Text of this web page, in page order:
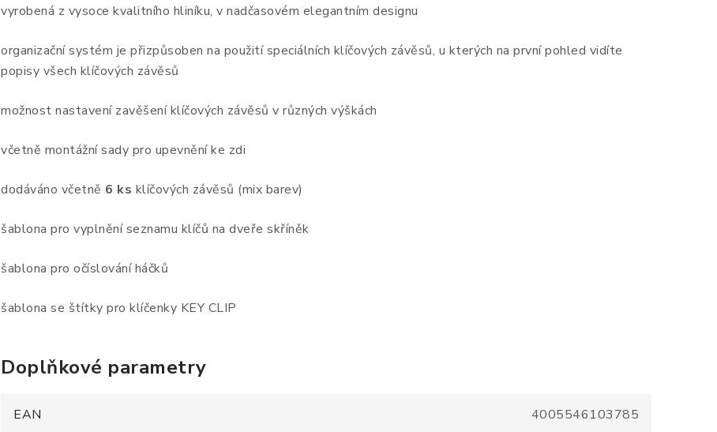
vyrobená z vysoce kvalitního hliníku, v nadčasovém elegantním designu
organizační systém je přizpůsoben na použití speciálních klíčových závěsů, u kterých na první pohled vidíte
popisy všech klíčových závěsů
možnost nastavení zavěšení klíčových závěsů v různých výškách
včetně montážní sady pro upevnění ke zdi
dodáváno včetně 6 ks klíčových závěsů (mix barev)
šablona pro vyplnění seznamu klíčů na dveře skříněk
šablona pro očíslování háčků
šablona se štítky pro klíčenky KEY CLIP
Doplňkové parametry
EAN 4005546103785